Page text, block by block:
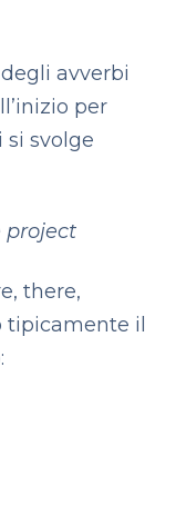
avverbi
per
svolge
project
there,
tipicamente il